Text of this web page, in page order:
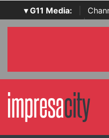
▾ G11 Media:
SecurityOpenLab |